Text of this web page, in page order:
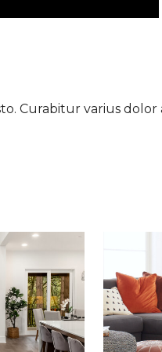
Curabitur varius dolor